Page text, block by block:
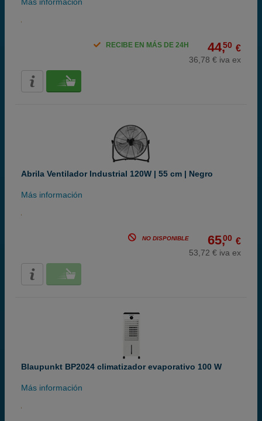
44,50 €
36,78 € iva ex
RECIBE EN MÁS DE 24H
Abrila Ventilador Industrial 120W | 55 cm | Negro
Más información
65,00 €
53,72 € iva ex
NO DISPONIBLE
Blaupunkt BP2024 climatizador evaporativo 100 W
Más información